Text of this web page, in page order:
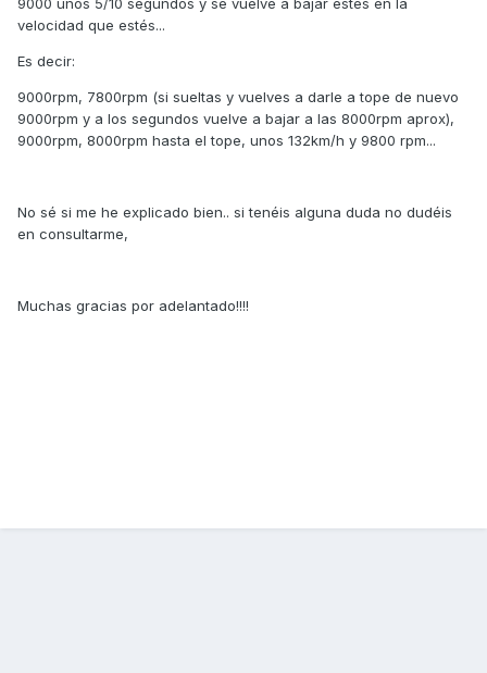
9000 unos 5/10 segundos y se vuelve a bajar estés en la
velocidad que estés...
Es decir:
9000rpm, 7800rpm (si sueltas y vuelves a darle a tope de nuevo
9000rpm y a los segundos vuelve a bajar a las 8000rpm aprox),
9000rpm, 8000rpm hasta el tope, unos 132km/h y 9800 rpm...
No sé si me he explicado bien.. si tenéis alguna duda no dudéis
en consultarme,
Muchas gracias por adelantado!!!!